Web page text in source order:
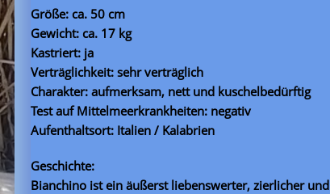
Größe: ca. 50 cm
Gewicht: ca. 17 kg
Kastriert: ja
Verträglichkeit: sehr verträglich
Charakter: aufmerksam, nett und kuschelbedürftig
Test auf Mittelmeerkrankheiten: negativ
Aufenthaltsort: Italien / Kalabrien
Geschichte:
Bianchino ist ein äußerst liebenswerter, zierlicher und